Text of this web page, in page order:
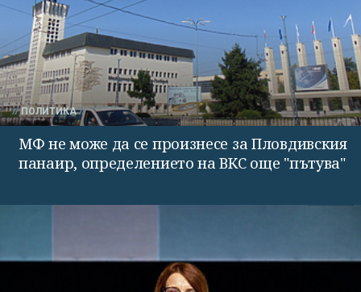
ПОЛИТИКА
МФ не може да се произнесе за Пловдивския
панаир, определението на ВКС още "пътува"